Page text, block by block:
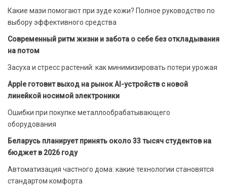
Какие мази помогают при зуде кожи? Полное руководство по
выбору эффективного средства
Современный ритм жизни и забота о себе без откладывания
на потом
Засуха и стресс растений: как минимизировать потери урожая
Apple готовит выход на рынок AI-устройств с новой
линейкой носимой электроники
Ошибки при покупке металлообрабатывающего
оборудования
Беларусь планирует принять около 33 тысяч студентов на
бюджет в 2026 году
Автоматизация частного дома: какие технологии становятся
стандартом комфорта